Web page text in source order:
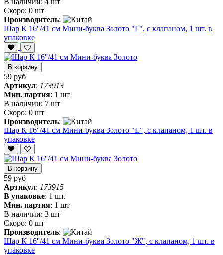
В наличии: 4 шт
Скоро: 0 шт
Производитель:
Шар К 16''/41 см Мини-буква Золото "Г", с клапаном, 1 шт. в
упаковке
В корзину
59 руб
Артикул: 173913
Мин. партия: 1 шт
В наличии: 7 шт
Скоро: 0 шт
Производитель:
Шар К 16''/41 см Мини-буква Золото "Е", с клапаном, 1 шт. в
упаковке
В корзину
59 руб
Артикул: 173915
В упаковке: 1 шт.
Мин. партия: 1 шт
В наличии: 3 шт
Скоро: 0 шт
Производитель:
Шар К 16''/41 см Мини-буква Золото "Ж", с клапаном, 1 шт. в
упаковке